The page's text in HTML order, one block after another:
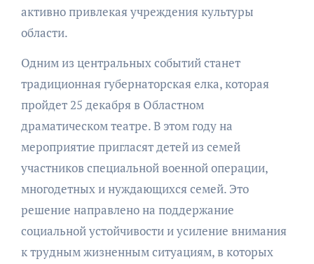
активно привлекая учреждения культуры
области.
Одним из центральных событий станет
традиционная губернаторская елка, которая
пройдет 25 декабря в Областном
драматическом театре. В этом году на
мероприятие пригласят детей из семей
участников специальной военной операции,
многодетных и нуждающихся семей. Это
решение направлено на поддержание
социальной устойчивости и усиление внимания
к трудным жизненным ситуациям, в которых